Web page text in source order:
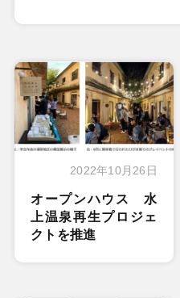
2022年10月26日
オープンハウス 水
上温泉再生プロジェ
クトを推進